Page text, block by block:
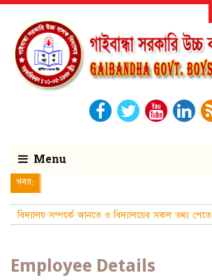
Menu
খবর:
বিদ্যালয় সম্পর্কে জানতে ও বিদ্যালয়ের সকল তথ্য পেতে
Employee Details